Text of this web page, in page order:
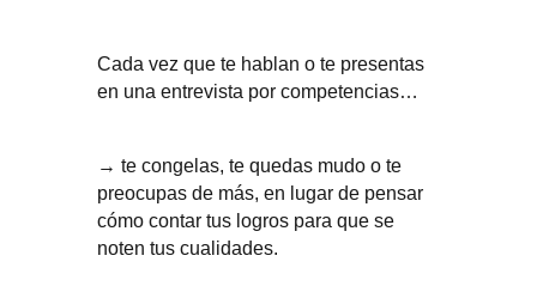
Cada vez que te hablan o te presentas
en una entrevista por competencias…
→ te congelas, te quedas mudo o te
preocupas de más, en lugar de pensar
cómo contar tus logros para que se
noten tus cualidades.